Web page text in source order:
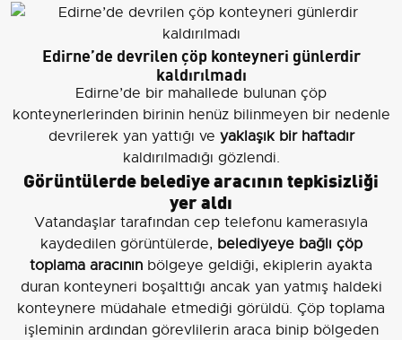
Edirne’de devrilen çöp konteyneri günlerdir
kaldırılmadı
Edirne’de bir mahallede bulunan çöp
konteynerlerinden birinin henüz bilinmeyen bir nedenle
devrilerek yan yattığı ve yaklaşık bir haftadır
kaldırılmadığı gözlendi.
Görüntülerde belediye aracının tepkisizliği
yer aldı
Vatandaşlar tarafından cep telefonu kamerasıyla
kaydedilen görüntülerde, belediyeye bağlı çöp
toplama aracının bölgeye geldiği, ekiplerin ayakta
duran konteyneri boşalttığı ancak yan yatmış haldeki
konteynere müdahale etmediği görüldü. Çöp toplama
işleminin ardından görevlilerin araca binip bölgeden